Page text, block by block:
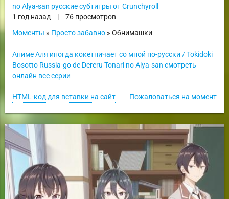
no Alya-san русские субтитры от Crunchyroll
1 год назад
|
76 просмотров
Моменты » Просто забавно» Обнимашки
Аниме Аля иногда кокетничает со мной по-русски / Tokidoki
Bosotto Russia-go de Dereru Tonari no Alya-san смотреть
онлайн все серии
Пожаловаться на момент
HTML-код для вставки на сайт